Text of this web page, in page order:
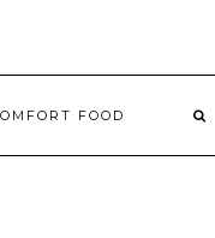
FOOD